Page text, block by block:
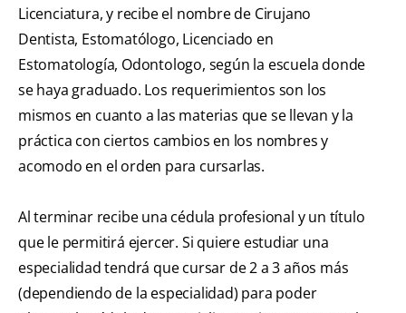
Licenciatura, y recibe el nombre de Cirujano
Dentista, Estomatólogo, Licenciado en
Estomatología, Odontologo, según la escuela donde
se haya graduado. Los requerimientos son los
mismos en cuanto a las materias que se llevan y la
práctica con ciertos cambios en los nombres y
acomodo en el orden para cursarlas.
Al terminar recibe una cédula profesional y un título
que le permitirá ejercer. Si quiere estudiar una
especialidad tendrá que cursar de 2 a 3 años más
(dependiendo de la especialidad) para poder